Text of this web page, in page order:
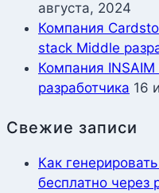
августа, 2024
Компания
stack Middle
Компания
разработчика 16
Свежие записи
Как
бесплатно через